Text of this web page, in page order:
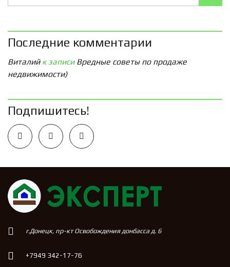
Последние комментарии
Виталийк записи Вредные советы по продаже
недвижимости)
Подпишитесь!
г.Донецк, пр-кт Освобождения донбасса д. 6
+7949 342-17-76